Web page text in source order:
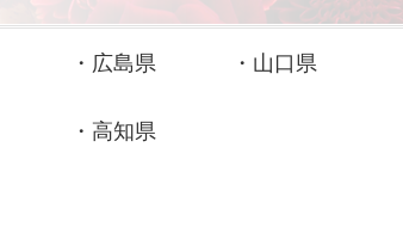
・ 広島県 ・ 山口県
・ 高知県